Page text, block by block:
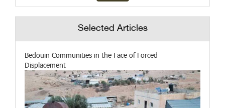
Selected Articles
Bedouin Communities in the Face of Forced
Displacement